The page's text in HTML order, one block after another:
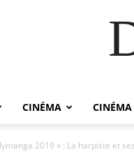
CINÉMA CINÉMA
2019 » : La harpiste et